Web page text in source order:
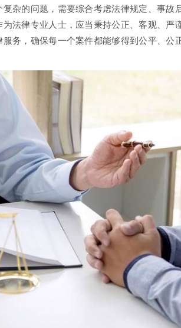
的问题，需要综合考虑法律规定、事故后
法律专业人士，应当秉持公正、客观、严
务，确保每一个案件都能够得到公平、公